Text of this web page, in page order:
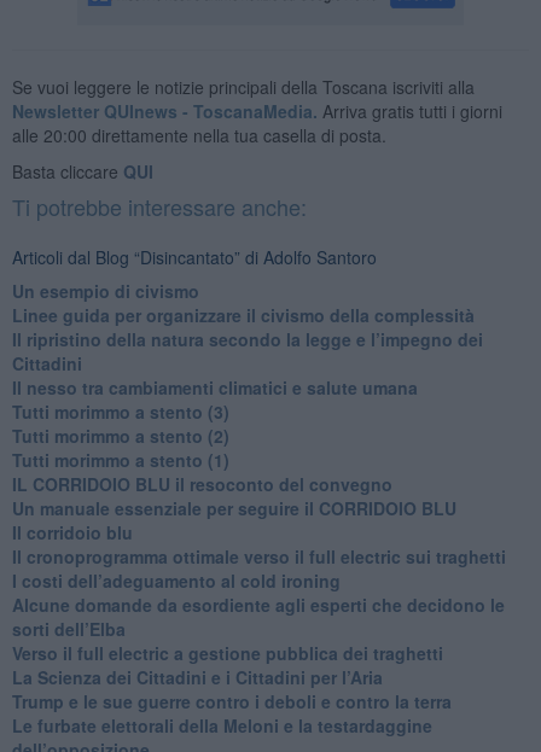
Se vuoi leggere le notizie principali della Toscana iscriviti alla
Newsletter QUInews - ToscanaMedia. Arriva gratis tutti i giorni
alle 20:00 direttamente nella tua casella di posta.
Basta cliccare QUI
Ti potrebbe interessare anche:
Articoli dal Blog “Disincantato” di Adolfo Santoro
​Un esempio di civismo
​Linee guida per organizzare il civismo della complessità
​Il ripristino della natura secondo la legge e l’impegno dei
Cittadini
Il nesso tra cambiamenti climatici e salute umana
Tutti morimmo a stento (3)
Tutti morimmo a stento (2)
​Tutti morimmo a stento (1)
IL CORRIDOIO BLU il resoconto del convegno
Un manuale essenziale per seguire il CORRIDOIO BLU
Il corridoio blu
​Il cronoprogramma ottimale verso il full electric sui traghetti
​I costi dell’adeguamento al cold ironing
Alcune domande da esordiente agli esperti che decidono le
sorti dell’Elba
Verso il full electric a gestione pubblica dei traghetti​
​La Scienza dei Cittadini e i Cittadini per l’Aria
Trump e le sue guerre contro i deboli e contro la terra
​Le furbate elettorali della Meloni e la testardaggine